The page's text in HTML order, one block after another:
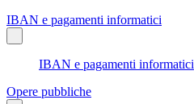
IBAN e pagamenti informatici
IBAN e pagamenti informatici
Opere pubbliche